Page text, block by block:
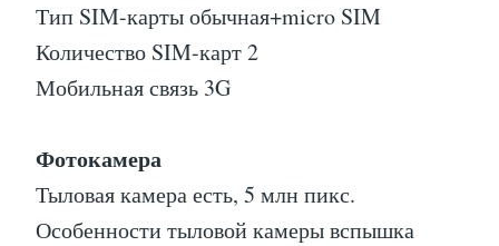
Тип SIM-карты обычная+micro SIM
Количество SIM-карт 2
Мобильная связь 3G
Фотокамера
Тыловая камера есть, 5 млн пикс.
Особенности тыловой камеры вспышка